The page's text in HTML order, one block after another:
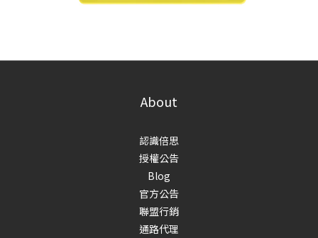
About
認識倍思
授權公告
Blog
官方公告
聯盟行銷
通路代理